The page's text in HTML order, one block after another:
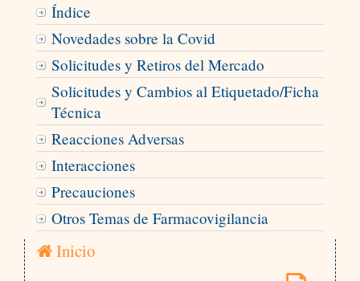
Índice
Novedades sobre la Covid
Solicitudes y Retiros del Mercado
Solicitudes y Cambios al Etiquetado/Ficha
Técnica
Reacciones Adversas
Interacciones
Precauciones
Otros Temas de Farmacovigilancia
Inicio